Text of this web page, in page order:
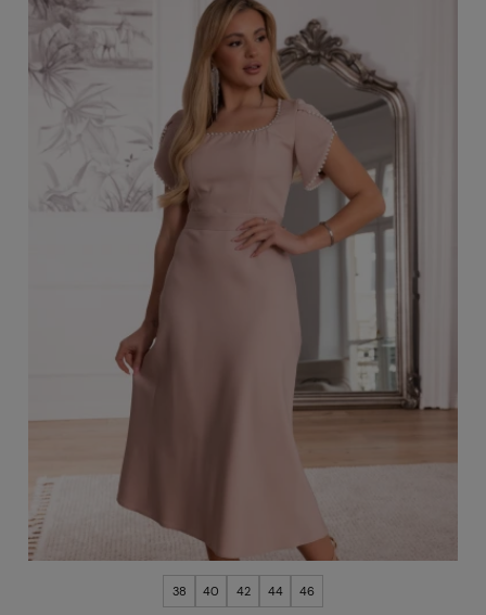
38 40 42 44 46